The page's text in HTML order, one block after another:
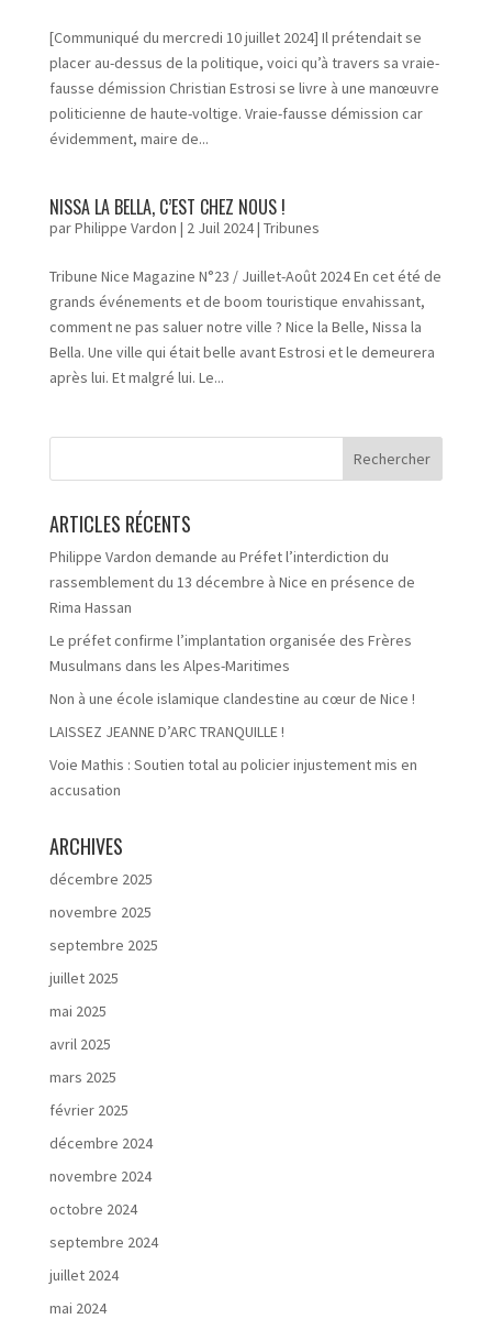
[Communiqué du mercredi 10 juillet 2024] Il prétendait se
placer au-dessus de la politique, voici qu’à travers sa vraie-
fausse démission Christian Estrosi se livre à une manœuvre
politicienne de haute-voltige. Vraie-fausse démission car
évidemment, maire de...
NISSA LA BELLA, C’EST CHEZ NOUS !
parPhilippe Vardon | 2 Juil 2024| Tribunes
Tribune Nice Magazine N°23 / Juillet-Août 2024 En cet été de
grands événements et de boom touristique envahissant,
comment ne pas saluer notre ville ? Nice la Belle, Nissa la
Bella. Une ville qui était belle avant Estrosi et le demeurera
après lui. Et malgré lui. Le...
ARTICLES RÉCENTS
Philippe Vardon demande au Préfet l’interdiction du
rassemblement du 13 décembre à Nice en présence de
Rima Hassan
Le préfet confirme l’implantation organisée des Frères
Musulmans dans les Alpes-Maritimes
Non à une école islamique clandestine au cœur de Nice !
LAISSEZ JEANNE D’ARC TRANQUILLE !
Voie Mathis : Soutien total au policier injustement mis en
accusation
ARCHIVES
décembre 2025
novembre 2025
septembre 2025
juillet 2025
mai 2025
avril 2025
mars 2025
février 2025
décembre 2024
novembre 2024
octobre 2024
septembre 2024
juillet 2024
mai 2024